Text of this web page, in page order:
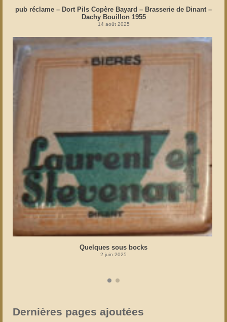
pub réclame – Dort Pils Copère Bayard – Brasserie de Dinant –
Dachy Bouillon 1955
14 août 2025
Quelques sous bocks
2 juin 2025
Dernières pages ajoutées